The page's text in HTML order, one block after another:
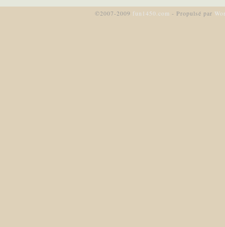
©2007-2009 fun1450.com - Propulsé par